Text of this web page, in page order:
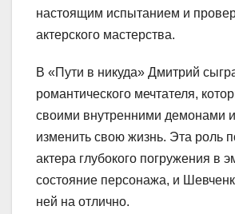
настоящим испытанием и
актерского мастерства.
В «Пути в никуда» Дмитрий
романтического мечтателя,
своими внутренними демонами
изменить свою жизнь. Эта роль
актера глубокого погружения в
состояние персонажа, и
ней на отлично.